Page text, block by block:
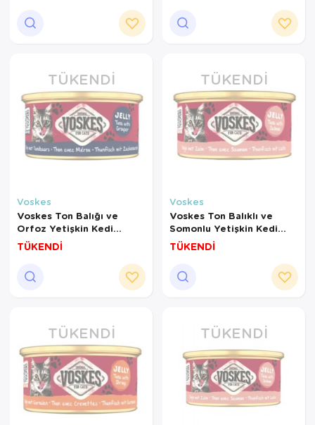
TÜKENDI
Voskes
Voskes Ton Balığı ve
Orfoz Yetişkin Kedi
Konservesi 85 Gr
TÜKENDİ
TÜKENDI
Voskes
Voskes Ton Balıklı ve
Somonlu Yetişkin Kedi
Konservesi 85 Gr
TÜKENDİ
TÜKENDI TÜKENDI